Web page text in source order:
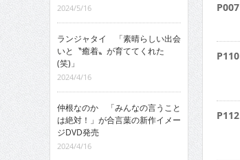
P007
P110
P112
2024/5/16
ランジャタイ 「素晴らしい出会
いと〝癒着〟が育ててくれた
(笑)」
2024/4/16
仲根なのか 「みんなの言うこと
は絶対！」が合言葉の新作イメー
ジDVD発売
2024/4/16